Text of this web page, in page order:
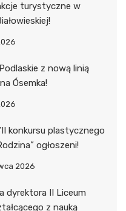
turystyczne w
z nową linią
Ósemka!
konkursu plastycznego
ogłoszeni!
2026
dyrektora II Liceum
z nauką